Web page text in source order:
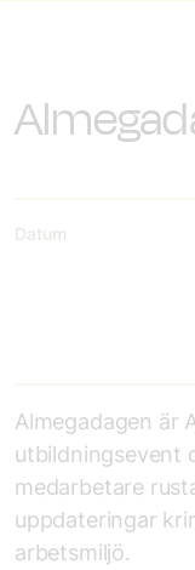
Datum
Almegadagen är
utbildningsevent
medarbetare
uppdateringar
arbetsmiljö.